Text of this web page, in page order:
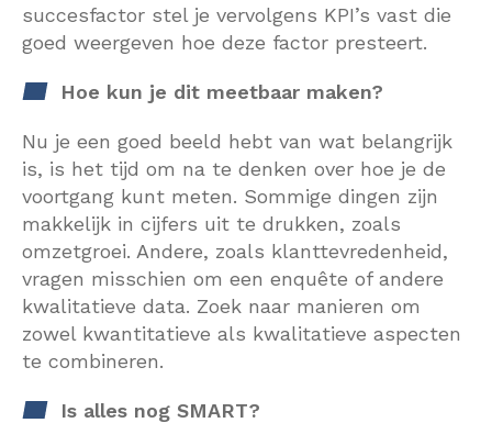
succesfactor stel je vervolgens KPI’s vast die
goed weergeven hoe deze factor presteert.
Hoe kun je dit meetbaar maken?
Nu je een goed beeld hebt van wat belangrijk
is, is het tijd om na te denken over hoe je de
voortgang kunt meten. Sommige dingen zijn
makkelijk in cijfers uit te drukken, zoals
omzetgroei. Andere, zoals klanttevredenheid,
vragen misschien om een enquête of andere
kwalitatieve data. Zoek naar manieren om
zowel kwantitatieve als kwalitatieve aspecten
te combineren.
Is alles nog SMART?